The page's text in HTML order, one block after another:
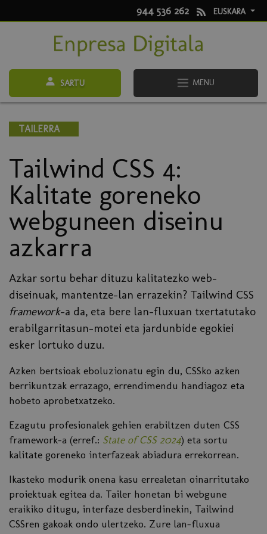
944 536 262 EUSKARA
SARTU MENU
TAILERRA
Tailwind CSS 4:
Kalitate goreneko
webguneen diseinu
azkarra
Azkar sortu behar dituzu kalitatezko web-
diseinuak, mantentze-lan errazekin? Tailwind CSS
framework-a da, eta bere lan-fluxuan txertatutako
erabilgarritasun-motei eta jardunbide egokiei
esker lortuko duzu.
Azken bertsioak eboluzionatu egin du, CSSko azken
berrikuntzak errazago, errendimendu handiagoz eta
hobeto aprobetxatzeko.
Ezagutu profesionalek gehien erabiltzen duten CSS
framework-a (erref.: State of CSS 2024) eta sortu
kalitate goreneko interfazeak abiadura errekorrean.
Ikasteko modurik onena kasu errealetan oinarritutako
proiektuak egitea da. Tailer honetan bi webgune
eraikiko ditugu, interfaze desberdinekin, Tailwind
CSSren gakoak ondo ulertzeko. Zure lan-fluxua